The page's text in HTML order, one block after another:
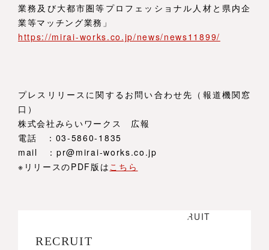
業務及び大都市圏等プロフェッショナル人材と県内企
業等マッチング業務」
https://mirai-works.co.jp/news/news11899/
プレスリリースに関するお問い合わせ先（報道機関窓
口）
株式会社みらいワークス 広報
電話 ：03-5860-1835
mail ：pr@mirai-works.co.jp
※リリースのPDF版はこちら
RECRUIT
RECRUIT